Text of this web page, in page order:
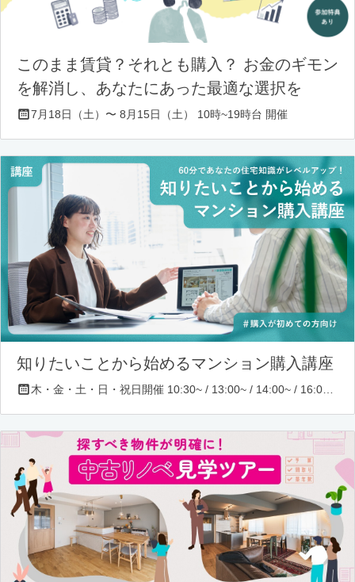
このまま賃貸？それとも購入？ お金のギモン
を解消し、あなたにあった最適な選択を
7月18日（土）〜 8月15日（土） 10時~19時台 開催
知りたいことから始めるマンション購入講座